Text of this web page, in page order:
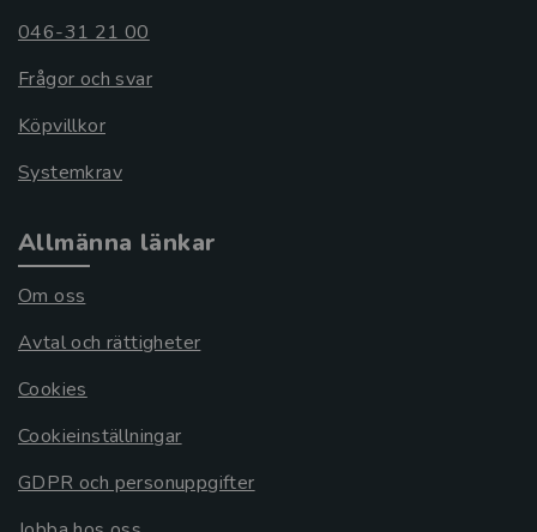
046-31 21 00
Frågor och svar
Köpvillkor
Systemkrav
Allmänna länkar
Om oss
Avtal och rättigheter
Cookies
Cookieinställningar
GDPR och personuppgifter